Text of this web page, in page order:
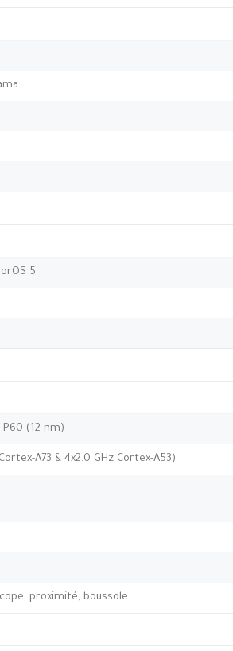
5
P60 (12 nm)
A73 & 4x2.0 GHz Cortex-A53)
proximité, boussole